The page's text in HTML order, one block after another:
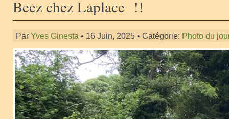
Beez chez Laplace !!
Par Yves Ginesta • 16 Juin, 2025 • Catégorie: Photo du